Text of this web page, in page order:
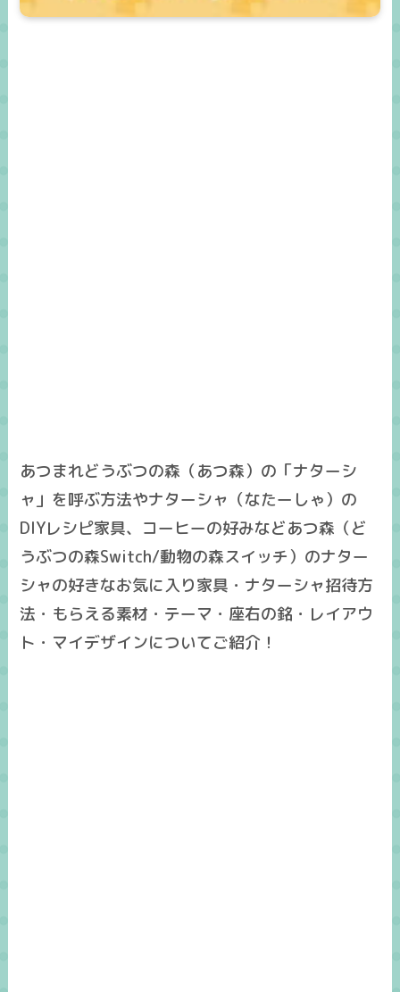
あつまれどうぶつの森（あつ森）の「ナターシ
ャ」を呼ぶ方法やナターシャ（なたーしゃ）の
DIYレシピ家具、コーヒーの好みなどあつ森（ど
うぶつの森Switch/動物の森スイッチ）のナター
シャの好きなお気に入り家具・ナターシャ招待方
法・もらえる素材・テーマ・座右の銘・レイアウ
ト・マイデザインについてご紹介！